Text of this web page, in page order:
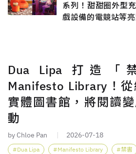
系列！甜甜圈外型
戲設備的電競站等
Dua Lipa 打造「
Manifesto Library！
實體圖書館，將閱讀
動
by Chloe Pan 2026-07-18
Dua Lipa Manifesto Library 禁書